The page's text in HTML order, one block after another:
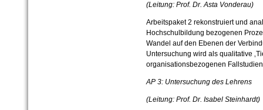
(Leitung: Prof. Dr. Asta Vonderau)
Arbeitspaket 2 rekonstruiert und
Hochschulbildung bezogenen
Wandel auf den Ebenen der
Untersuchung wird als qualitative
organisationsbezogenen
AP 3: Untersuchung des Lehrens
(Leitung: Prof. Dr. Isabel Steinhardt)